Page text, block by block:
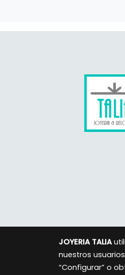
JOYERIA TALIA
nuestros
“Configurar” o